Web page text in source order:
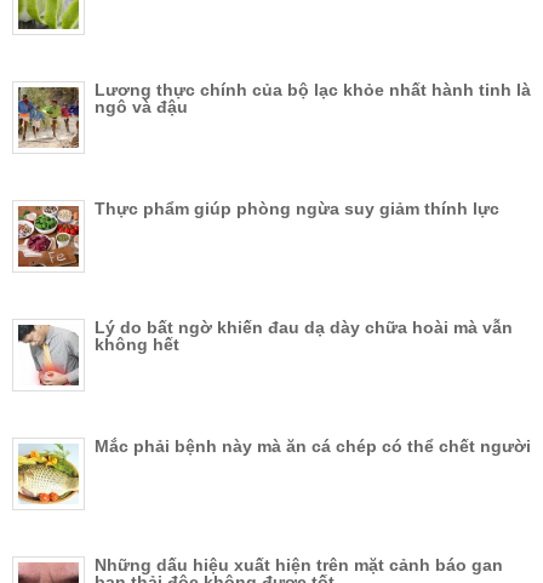
Lương thực chính của bộ lạc khỏe nhất hành tinh là
ngô và đậu
Thực phẩm giúp phòng ngừa suy giảm thính lực
Lý do bất ngờ khiến đau dạ dày chữa hoài mà vẫn
không hết
Mắc phải bệnh này mà ăn cá chép có thể chết người
Những dấu hiệu xuất hiện trên mặt cảnh báo gan